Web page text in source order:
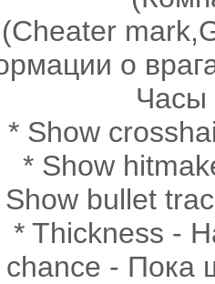
о
Часы
* Show
* Show
bullet
* Thickness -
- Пока